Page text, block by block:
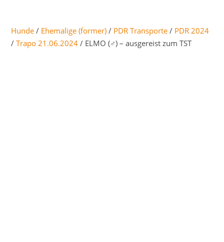
Hunde / Ehemalige (former) / PDR Transporte / PDR 2024
/Trapo 21.06.2024 / ELMO (♂) – ausgereist zum TST